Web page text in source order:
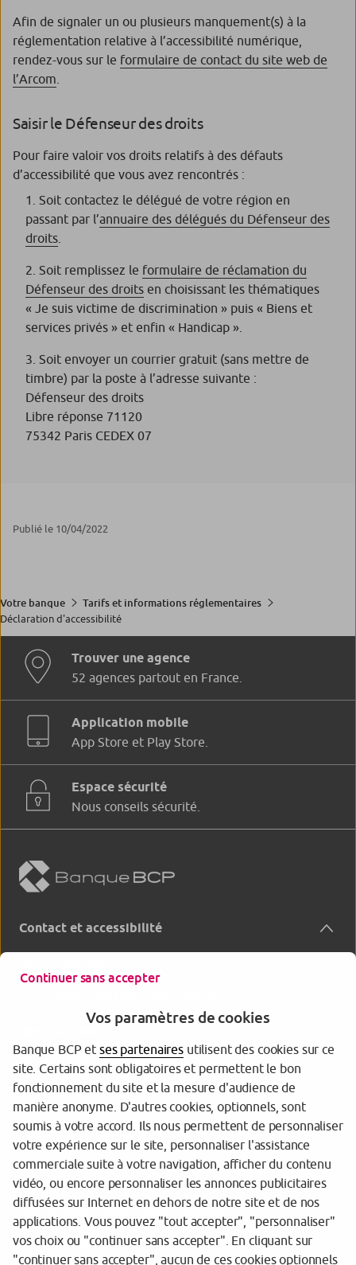
Afin de signaler un ou plusieurs manquement(s) à la
réglementation relative à l’accessibilité numérique,
rendez-vous sur le formulaire de contact du site web de
l’Arcom
Saisir le Défenseur des droits
Pour faire valoir vos droits relatifs à des défauts
d’accessibilité que vous avez rencontrés :
Soit contactez le délégué de votre région en
passant par l’annuaire des délégués du Défenseur des
droits
Soit remplissez le formulaire de réclamation du
Défenseur des droits en choisissant les thématiques
« Je suis victime de discrimination » puis « Biens et
services privés » et enfin « Handicap ».
Soit envoyer un courrier gratuit (sans mettre de
timbre) par la poste à l’adresse suivante :
Défenseur des droits
Libre réponse 71120
75342 Paris CEDEX 07
Publié le 10/04/2022
Votre banque
Tarifs et informations réglementaires
Déclaration d'accessibilité
Trouver une agence
52 agences partout en France.
Application mobile
App Store et Play Store.
Espace sécurité
Nous conseils sécurité.
Contact et accessibilité
Banque BCP
Tarifs et informations réglementaires
Espace sécurité
Continuer sans accepter
Vos paramètres de cookies
Banque BCP etses partenairesutilisent des cookies sur ce
site. Certains sont obligatoires et permettent le bon
fonctionnement du site et la mesure d'audience de
manière anonyme. D'autres cookies, optionnels, sont
soumis à votre accord. Ils nous permettent de personnaliser
votre expérience sur le site, personnaliser l'assistance
commerciale suite à votre navigation, afficher du contenu
vidéo, ou encore personnaliser les annonces publicitaires
diffusées sur Internet en dehors de notre site et de nos
applications. Vous pouvez "tout accepter", "personnaliser"
vos choix ou "continuer sans accepter". En cliquant sur
"continuer sans accepter", aucun de ces cookies optionnels